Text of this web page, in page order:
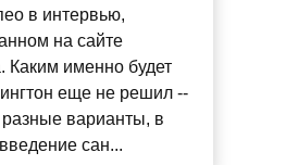
в интервью,
на сайте
Каким именно будет
еще не решил --
варианты, в
сан...